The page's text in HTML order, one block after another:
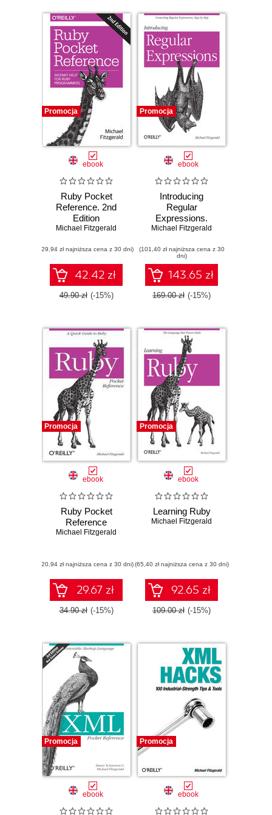
Promocja
ebook
Ruby Pocket
Reference. 2nd
Edition
Michael Fitzgerald
(29,94 zł najniższa cena z 30 dni)
42.42 zł
49.90 zł (-15%)
Promocja
ebook
Introducing
Regular
Expressions.
Unraveling Regular
by-Step
Michael Fitzgerald
(101,40 zł najniższa cena z 30
dni)
143.65 zł
169.00 zł (-15%)
Promocja
ebook
Ruby Pocket
Reference
Michael Fitzgerald
(20,94 zł najniższa cena z 30 dni)
29.67 zł
34.90 zł (-15%)
Promocja
ebook
Learning Ruby
Michael Fitzgerald
(65,40 zł najniższa cena z 30 dni)
92.65 zł
109.00 zł (-15%)
Promocja
ebook
Promocja
ebook